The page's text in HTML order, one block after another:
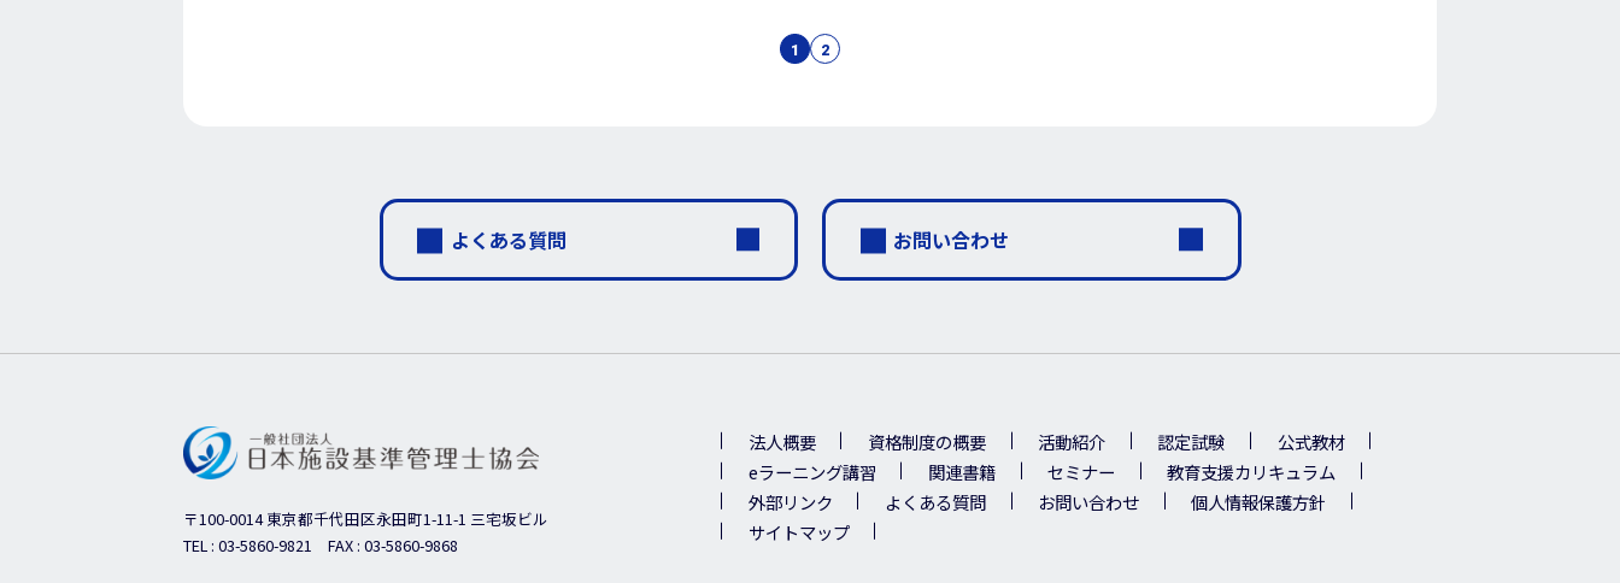
1 2
よくある質問 お問い合わせ
〒100-0014東京都千代田区永田町1-11-1 三宅坂ビル
TEL : 03-5860-9821 FAX : 03-5860-9868
法人概要 資格制度の概要 活動紹介 認定試験
公式教材
eラーニング講習
関連書籍 セミナー
教育支援カリキュラム
外部リンク
よくある質問 お問い合わせ
個人情報保護方針
サイトマップ